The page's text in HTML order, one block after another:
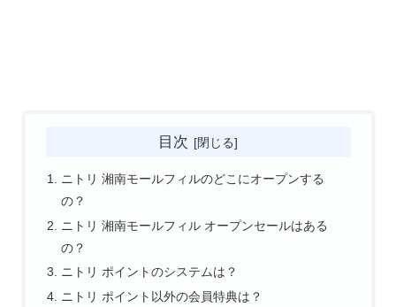
目次
ニトリ 湘南モールフィルのどこにオープンする
の？
ニトリ 湘南モールフィル オープンセールはある
の？
ニトリ ポイントのシステムは？
ニトリ ポイント以外の会員特典は？